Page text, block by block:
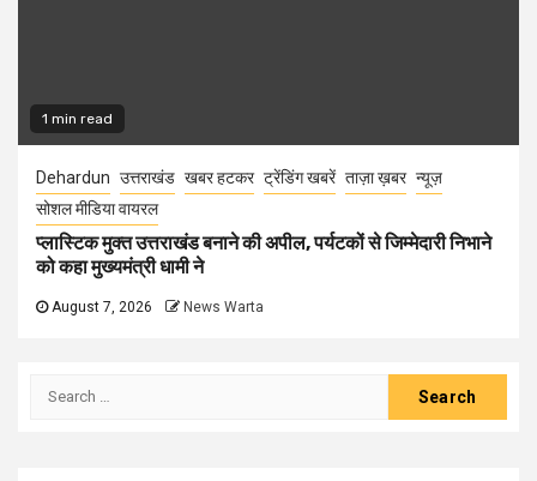
1 min read
Dehardun उत्तराखंड खबर हटकर ट्रेंडिंग खबरें ताज़ा ख़बर न्यूज़
सोशल मीडिया वायरल
प्लास्टिक मुक्त उत्तराखंड बनाने की अपील, पर्यटकों से जिम्मेदारी निभाने
को कहा मुख्यमंत्री धामी ने
August 7, 2026 News Warta
Search